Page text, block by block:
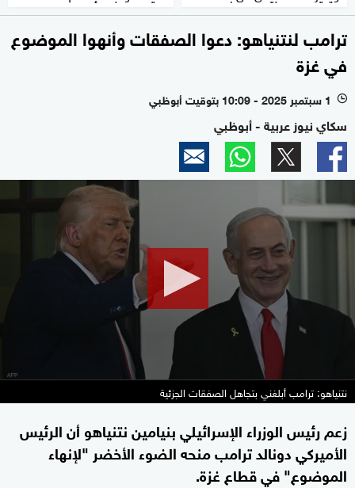
ترامب لنتنياهو: دعوا الصفقات وأنهوا الموضوع
في غزة
l 1 سبتمبر 2025 - 10:09 بتوقيت أبوظبي
سكاي نيوز عربية - أبوظبي
seconds
نتنياهو: ترامب أبلغني بتجاهل الصفقات الجزئية
زعم رئيس الوزراء الإسرائيلي بنيامين نتنياهو أن الرئيس
الأميركي دونالد ترامب منحه الضوء الأخضر "لإنهاء
الموضوع" في قطاع غزة.